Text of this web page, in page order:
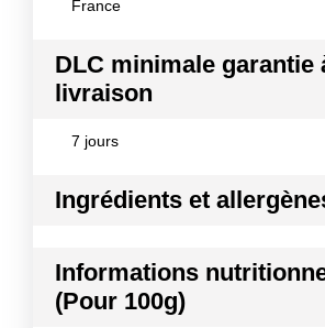
France
DLC minimale garantie
livraison
7 jours
Ingrédients et
Viande de porc, sel, lactose,
muscade, conservateur : E252 ;
naturel de porc. Viande : Origine
Informations
(Pour 100g)